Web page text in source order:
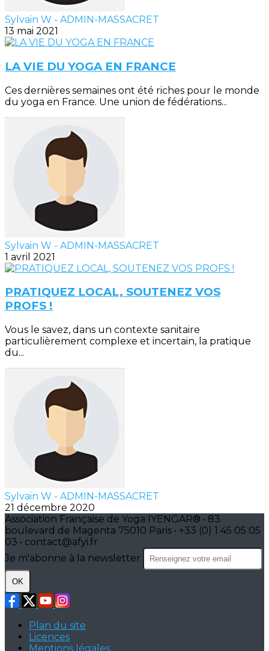
Sylvain W - ADMIN-MASSACRET
13 mai 2021
LA VIE DU YOGA EN FRANCE
Ces dernières semaines ont été riches pour le monde
du yoga en France. Une union de fédérations...
Sylvain W - ADMIN-MASSACRET
1 avril 2021
PRATIQUEZ LOCAL, SOUTENEZ VOS
PROFS !
Vous le savez, dans un contexte sanitaire
particulièrement complexe et incertain, la pratique
du...
Sylvain W - ADMIN-MASSACRET
21 décembre 2020
Association Française de Yoga IYENGAR® • 83
boulevard de Magenta 75010 Paris • +33 (0) 1 45 05 05
03 • contact@afyi.fr
Je m'abonne à la newsletter
OK
Plan du site
Licences
Mentions légales